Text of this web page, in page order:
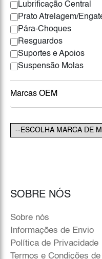
Lubrificação Central
Prato Atrelagem/
Pára-Choques
Resguardos
Suportes e Apoios
Suspensão Molas
Marcas OEM
SOBRE NÓS
Sobre nós
Informações de Envio
Política de Privacidade
Termos e Condições de